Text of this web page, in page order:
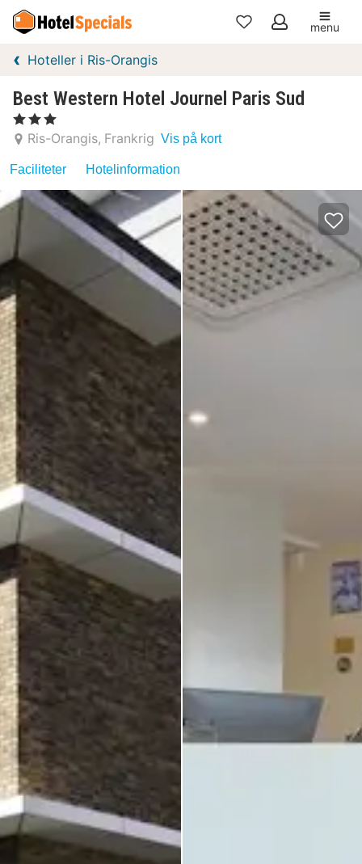
Mine
menu
Hoteller i Ris-Orangis
Best Western Hotel Journel Paris Sud
, 3 Stjerner
Ris-Orangis Frankrig Vis på kort
Faciliteter Hotelinformation